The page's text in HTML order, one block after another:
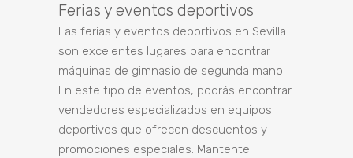
Ferias y eventos deportivos
Las ferias y eventos deportivos en Sevilla
son excelentes lugares para encontrar
máquinas de gimnasio de segunda mano.
En este tipo de eventos, podrás encontrar
vendedores especializados en equipos
deportivos que ofrecen descuentos y
promociones especiales. Mantente